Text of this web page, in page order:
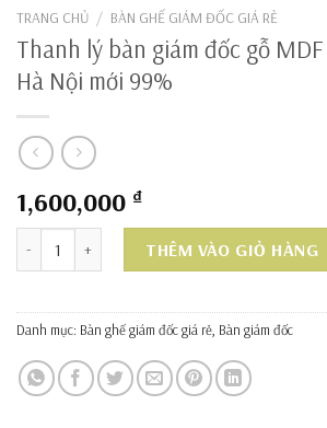
TRANG CHỦ / BÀN GHẾ GIÁM ĐỐC GIÁ RẺ
Thanh lý bàn giám đốc gỗ
Hà Nội mới 99%
1,600,000 ₫
Thanh lý bàn giám đốc gỗ MDF màu đen
THÊM VÀO GIỎ HÀNG
Danh mục: Bàn ghế giám đốc giá rẻ Bàn giám đốc